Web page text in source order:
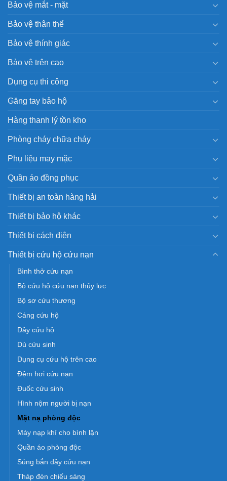
Bảo vệ mắt - mặt
Bảo vệ thân thể
Bảo vệ thính giác
Bảo vệ trên cao
Dụng cụ thi công
Găng tay bảo hộ
Hàng thanh lý tồn kho
Phòng cháy chữa cháy
Phụ liệu may mặc
Quần áo đồng phục
Thiết bị an toàn hàng hải
Thiết bị bảo hộ khác
Thiết bị cách điện
Thiết bị cứu hộ cứu nạn
Bình thở cứu nạn
Bộ cứu hộ cứu nạn thủy lực
Bộ sơ cứu thương
Cáng cứu hộ
Dây cứu hộ
Dù cứu sinh
Dụng cụ cứu hộ trên cao
Đệm hơi cứu nạn
Đuốc cứu sinh
Hình nộm người bị nạn
Mặt nạ phòng độc
Máy nạp khí cho bình lặn
Quần áo phòng độc
Súng bắn dây cứu nạn
Tháp đèn chiếu sáng